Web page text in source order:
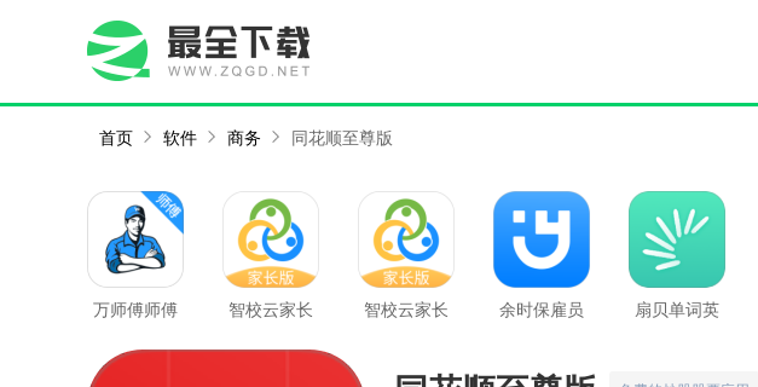
首页 软件 商务 同花顺至尊版
万师傅师傅
智校云家长
智校云家长
余时保雇员
扇贝单词英